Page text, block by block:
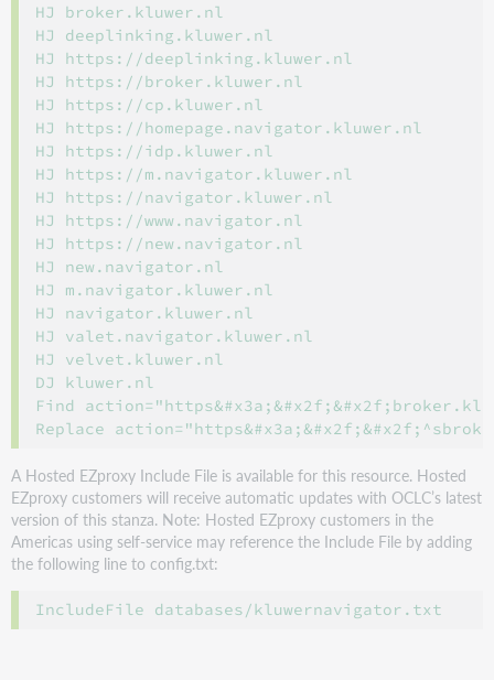
HJ broker.kluwer.nl
HJ deeplinking.kluwer.nl
HJ https://deeplinking.kluwer.nl
HJ https://broker.kluwer.nl
HJ https://cp.kluwer.nl
HJ https://homepage.navigator.kluwer.nl
HJ https://idp.kluwer.nl
HJ https://m.navigator.kluwer.nl
HJ https://navigator.kluwer.nl
HJ https://www.navigator.nl
HJ https://new.navigator.nl
HJ new.navigator.nl
HJ m.navigator.kluwer.nl
HJ navigator.kluwer.nl
HJ valet.navigator.kluwer.nl
HJ velvet.kluwer.nl
DJ kluwer.nl
Find
A Hosted EZproxy Include File is available for this resource. Hosted
EZproxy customers will receive automatic updates with OCLC’s latest
version of this stanza. Note: Hosted EZproxy customers in the
Americas using self-service may reference the Include File by adding
the following line to config.txt:
IncludeFile databases/kluwernavigator.txt